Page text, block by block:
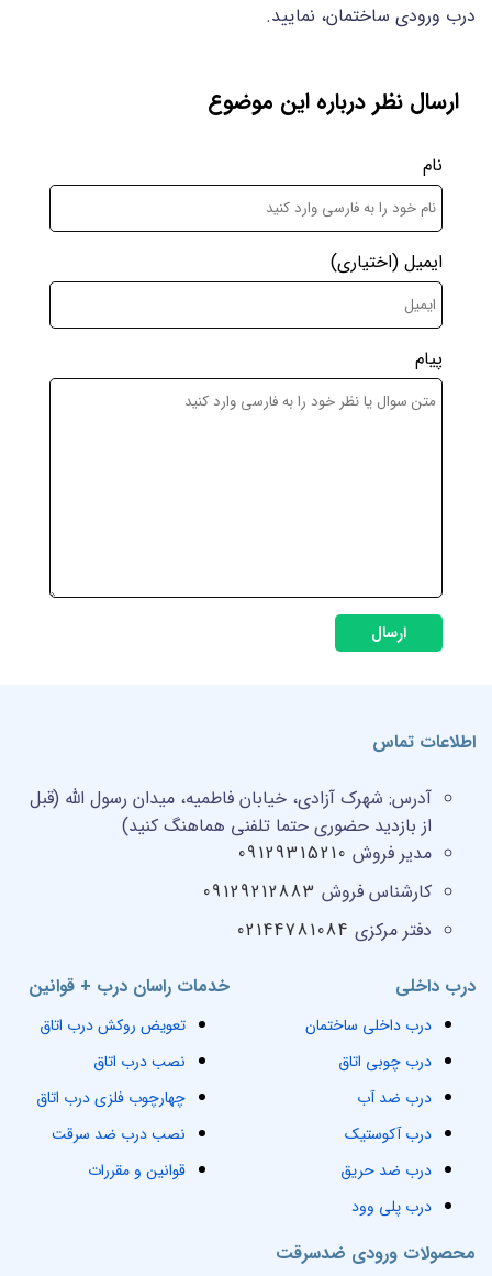
درب ورودی ساختمان، نمایید.
ارسال نظر درباره این موضوع
نام
ایمیل (اختیاری)
پیام
ارسال
خدمات راسان درب + قوانین
تعویض روکش درب اتاق
نصب درب اتاق
چهارچوب فلزی درب اتاق
نصب درب ضد سرقت
قوانین و مقررات
محصولات ورودی ضدسرقت
درب داخلی
درب داخلی ساختمان
درب چوبی اتاق
درب ضد آب
درب آکوستیک
درب ضد حریق
درب پلی وود
اطلاعات تماس
آدرس: شهرک آزادی، خیابان فاطمیه، میدان رسول الله (قبل
از بازدید حضوری حتما تلفنی هماهنگ کنید)
مدیر فروش 09129315210
کارشناس فروش 09129212883
دفتر مرکزی 02144781084